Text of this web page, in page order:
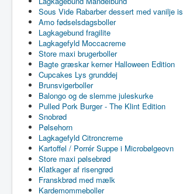
Sous Vide Rabarber dessert med vanilje is
Amo fødselsdagsboller
Lagkagebund fragilite
Lagkagefyld Moccacreme
Store maxi brugerboller
Bagte græskar kerner Halloween Edition
Cupcakes Lys grunddej
Brunsvigerboller
Balongo og de slemme juleskurke
Pulled Pork Burger - The Klint Edition
Snobrød
Pølsehorn
Lagkagefyld Citroncreme
Kartoffel / Porrér Suppe i Microbølgeovn
Store maxi pølsebrød
Klatkager af risengrød
Franskbrød med mælk
Kardemommeboller